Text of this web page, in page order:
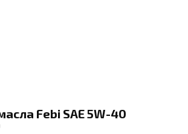
Febi SAE 5W-40